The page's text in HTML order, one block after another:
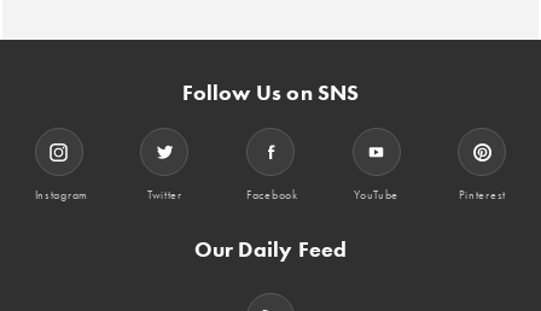
Follow Us on SNS
Instagram Twitter Facebook YouTube Pinterest
Our Daily Feed